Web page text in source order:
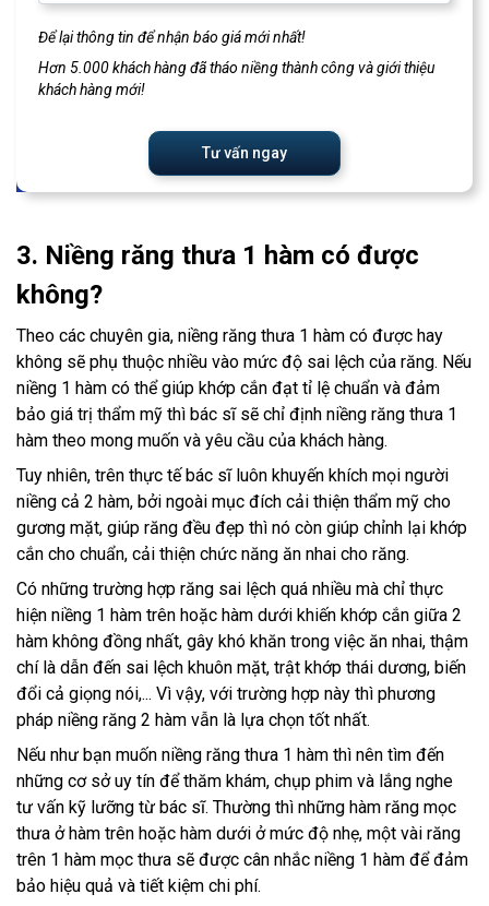
Để lại thông tin để nhận báo giá mới nhất!
Hơn 5.000 khách hàng đã tháo niềng thành công và giới thiệu
khách hàng mới!
Tư vấn ngay
3. Niềng răng thưa 1 hàm có được
không?
Theo các chuyên gia, niềng răng thưa 1 hàm có được hay
không sẽ phụ thuộc nhiều vào mức độ sai lệch của răng. Nếu
niềng 1 hàm có thể giúp khớp cắn đạt tỉ lệ chuẩn và đảm
bảo giá trị thẩm mỹ thì bác sĩ sẽ chỉ định niềng răng thưa 1
hàm theo mong muốn và yêu cầu của khách hàng.
Tuy nhiên, trên thực tế bác sĩ luôn khuyến khích mọi người
niềng cả 2 hàm, bởi ngoài mục đích cải thiện thẩm mỹ cho
gương mặt, giúp răng đều đẹp thì nó còn giúp chỉnh lại khớp
cắn cho chuẩn, cải thiện chức năng ăn nhai cho răng.
Có những trường hợp răng sai lệch quá nhiều mà chỉ thực
hiện niềng 1 hàm trên hoặc hàm dưới khiến khớp cắn giữa 2
hàm không đồng nhất, gây khó khăn trong việc ăn nhai, thậm
chí là dẫn đến sai lệch khuôn mặt, trật khớp thái dương, biến
đổi cả giọng nói,... Vì vậy, với trường hợp này thì phương
pháp niềng răng 2 hàm vẫn là lựa chọn tốt nhất.
Nếu như bạn muốn niềng răng thưa 1 hàm thì nên tìm đến
những cơ sở uy tín để thăm khám, chụp phim và lắng nghe
tư vấn kỹ lưỡng từ bác sĩ. Thường thì những hàm răng mọc
thưa ở hàm trên hoặc hàm dưới ở mức độ nhẹ, một vài răng
trên 1 hàm mọc thưa sẽ được cân nhắc niềng 1 hàm để đảm
bảo hiệu quả và tiết kiệm chi phí.